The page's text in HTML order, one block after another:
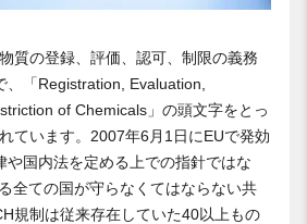
質の登録、評価、認可、制限の義務
、「Registration, Evaluation,
of Chemicals」の頭文字をとっ
ています。2007年6月1日にEUで発効
や国内法を定める上での指針ではな
全ての国が守らなくてはならない共
規制は従来存在していた40以上もの